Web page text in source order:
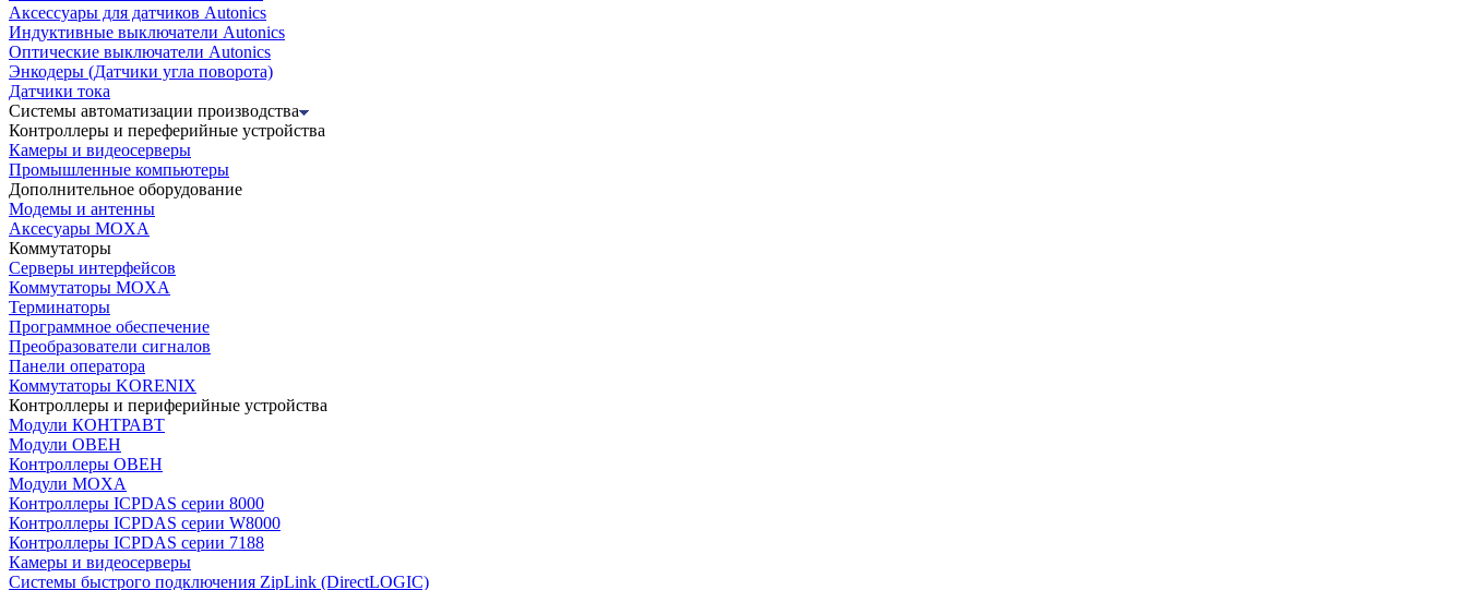
Аксессуары для датчиков Autonics
Индуктивные выключатели Autonics
Оптические выключатели Autonics
Энкодеры (Датчики угла поворота)
Датчики тока
Системы автоматизации производства
Контроллеры и переферийные устройства
Камеры и видеосерверы
Промышленные компьютеры
Дополнительное оборудование
Модемы и антенны
Аксесуары MOXA
Коммутаторы
Серверы интерфейсов
Коммутаторы MOXA
Терминаторы
Программное обеспечение
Преобразователи сигналов
Панели оператора
Коммутаторы KORENIX
Контроллеры и периферийные устройства
Модули КОНТРАВТ
Модули ОВЕН
Контроллеры ОВЕН
Модули MOXA
Контроллеры ICPDAS серии 8000
Контроллеры ICPDAS серии W8000
Контроллеры ICPDAS серии 7188
Камеры и видеосерверы
Системы быстрого подключения ZipLink (DirectLOGIC)